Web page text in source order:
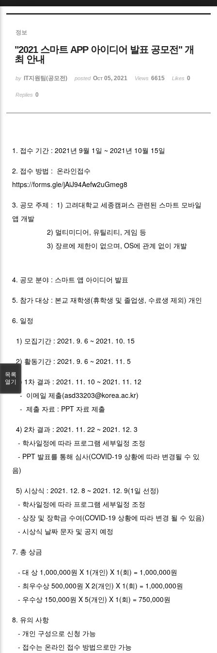
정보
"2021 스마트 APP 아이디어 발표 공모전" 개
최 안내
by IT지원팀(공모전) posted Oct 05, 2021 Views 6615 Likes 0
Replies 0
1. 접수 기간 : 2021년 9월 1일 ~ 2021년 10월 15일
2. 접수 방법 : 온라인접수
https://forms.gle/jAiJ94Aefw2uGmeg8
3. 공모 주제 : 1) 고려대학교 세종캠퍼스 관련된 스마트 모바일
앱 개발
2) 멀티미디어, 유틸리티, 게임 등
3) 장르에 제한이 없으며, OS에 관계 없이 개발
4. 공모 분야 : 스마트 앱 아이디어 발표
5. 참가 대상 : 본교 재학생(휴학생 및 졸업생, 수료생 제외) 개인
6. 일정
1) 모집기간 : 2021. 9. 6 ~ 2021. 10. 15
2) 활동기간 : 2021. 9. 6 ~ 2021. 11. 5
3) 1차 결과 : 2021. 11. 10 ~ 2021. 11. 12
- 이메일 제출(asd33203@korea.ac.kr)
- 제출 자료 : PPT 자료 제출
4) 2차 결과 : 2021. 11. 22 ~ 2021. 12. 3
- 학사일정에 따라 프로그램 세부일정 조정
- PPT 발표를 통해 심사(COVID-19 상황에 따라 변경될 수 있
음)
5) 시상식 : 2021. 12. 8 ~ 2021. 12. 9(1일 선정)
- 학사일정에 따라 프로그램 세부일정 조정
- 상장 및 장학금 수여(COVID-19 상황에 따라 변경 될 수 있음)
- 시상식 날짜 문자 및 공지 예정
7. 총 상금
- 대 상 1,000,000원 X 1(개인) X 1(회) = 1,000,000원
- 최우수상 500,000원 X 2(개인) X 1(회) = 1,000,000원
- 우수상 150,000원 X 5(개인) X 1(회) = 750,000원
8. 유의 사항
- 개인 구성으로 신청 가능
- 접수는 온라인 접수 방법으로만 가능
목록
열기
Sketchbook5, 스케치북5
Sketchbook5, 스케치북5